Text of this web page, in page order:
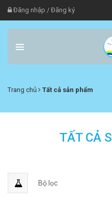
Đăng nhập / Đăng ký
Trang chủ Tất cả sản phẩm
TẤT CẢ
Bộ lọc